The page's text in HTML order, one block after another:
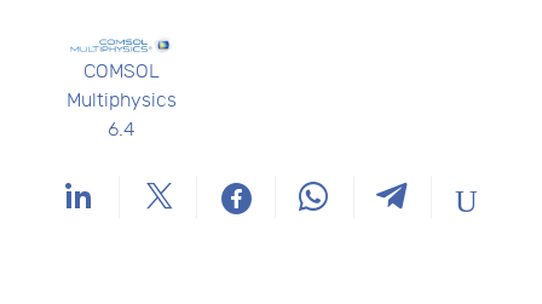
COMSOL
Multiphysics
6.4